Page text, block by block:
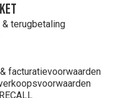
terugbetaling
facturatievoorwaarden